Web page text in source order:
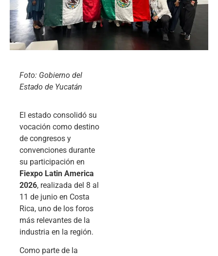
Foto: Gobierno del
Estado de Yucatán
El estado consolidó su
vocación como destino
de congresos y
convenciones durante
su participación en
Fiexpo Latin America
2026, realizada del 8 al
11 de junio en Costa
Rica, uno de los foros
más relevantes de la
industria en la región.
Como parte de la